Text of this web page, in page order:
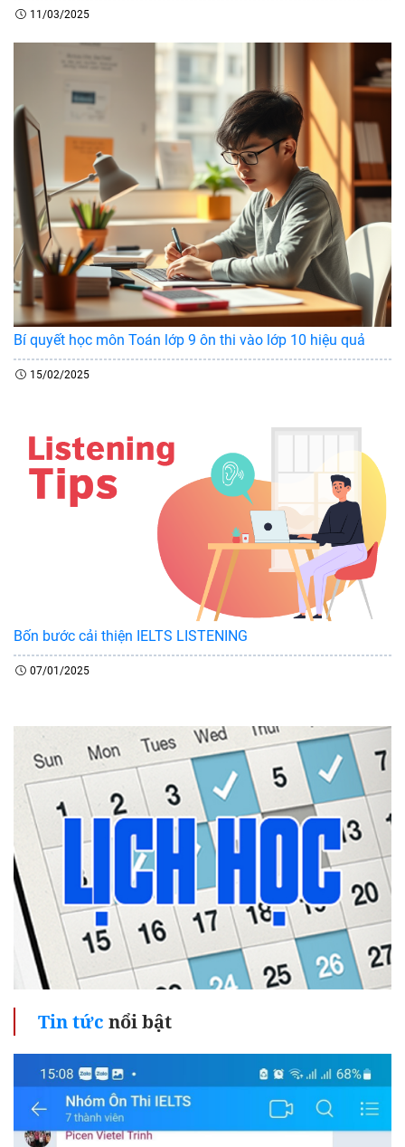
11/03/2025
Bí quyết học môn Toán lớp 9 ôn thi vào lớp 10 hiệu quả
15/02/2025
Bốn bước cải thiện IELTS LISTENING
07/01/2025
Tin tức nổi bật